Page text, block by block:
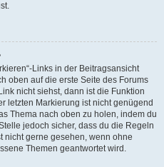
Links in der Beitragsansicht
oben auf die erste Seite des Forums
nicht siehst, dann ist die Funktion
letzten Markierung ist nicht genügend
Thema nach oben zu holen, indem du
jedoch sicher, dass du die Regeln
nicht gerne gesehen, wenn ohne
Themen geantwortet wird.